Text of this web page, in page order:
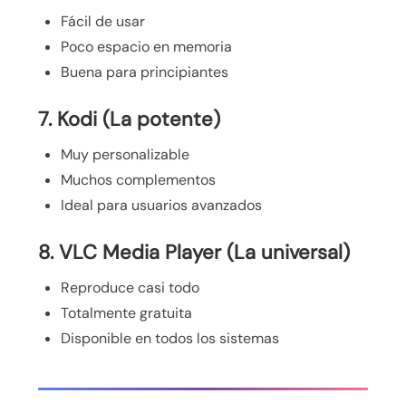
Fácil de usar
Poco espacio en memoria
Buena para principiantes
7. Kodi (La potente)
Muy personalizable
Muchos complementos
Ideal para usuarios avanzados
8. VLC Media Player (La universal)
Reproduce casi todo
Totalmente gratuita
Disponible en todos los sistemas